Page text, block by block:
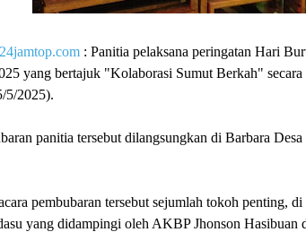
24jamtop.com : Panitia pelaksana peringatan Hari
yang bertajuk "Kolaborasi Sumut Berkah" secara
5/2025).
panitia tersebut dilangsungkan di Barbara
pembubaran tersebut sejumlah tokoh penting,
yang didampingi oleh AKBP Jhonson Hasibuan